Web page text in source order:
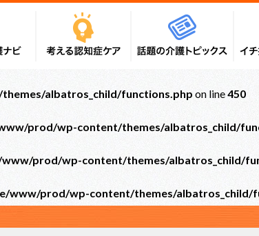
albatros_child/functions.php on line450
prod/wp-content/themes/albatros_child/
prod/wp-content/themes/albatros_child/
www/prod/wp-content/themes/albatros_child/